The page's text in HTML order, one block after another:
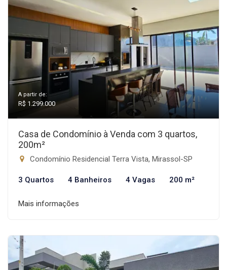
A partir de:
R$ 1.299.000
Casa de Condomínio à Venda com 3 quartos,
200m²
Condomínio Residencial Terra Vista, Mirassol-SP
3 Quartos 4 Banheiros 4 Vagas 200 m²
Mais informações